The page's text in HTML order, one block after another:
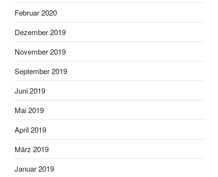
Februar 2020
Dezember 2019
November 2019
September 2019
Juni 2019
Mai 2019
April 2019
März 2019
Januar 2019